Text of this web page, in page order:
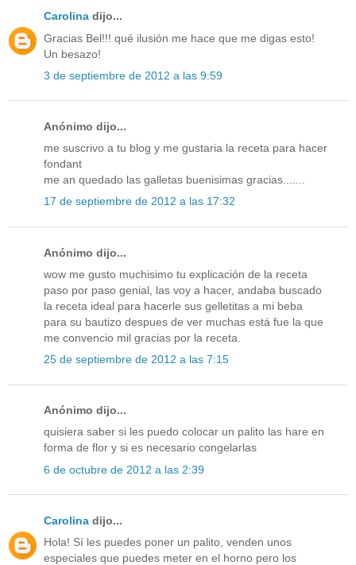
Carolina dijo...
Gracias Bel!!! qué ilusión me hace que me digas esto!
Un besazo!
3 de septiembre de 2012 a las 9:59
Anónimo dijo...
me suscrivo a tu blog y me gustaria la receta para hacer
fondant
me an quedado las galletas buenisimas gracias.......
17 de septiembre de 2012 a las 17:32
Anónimo dijo...
wow me gusto muchisimo tu explicación de la receta
paso por paso genial, las voy a hacer, andaba buscado
la receta ideal para hacerle sus gelletitas a mi beba
para su bautizo despues de ver muchas está fue la que
me convencio mil gracias por la receta.
25 de septiembre de 2012 a las 7:15
Anónimo dijo...
quisiera saber si les puedo colocar un palito las hare en
forma de flor y si es necesario congelarlas
6 de octubre de 2012 a las 2:39
Carolina dijo...
Hola! Sí les puedes poner un palito, venden unos
especiales que puedes meter en el horno pero los